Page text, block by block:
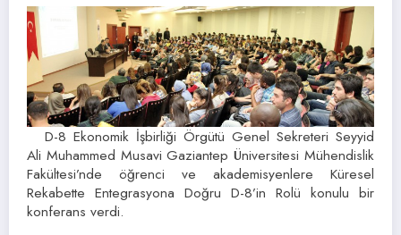
D-8 Ekonomik İşbirliği Örgütü Genel Sekreteri Seyyid
Ali Muhammed Musavi Gaziantep Üniversitesi Mühendislik
Fakültesi’nde öğrenci ve akademisyenlere Küresel
Rekabette Entegrasyona Doğru D-8’in Rolü konulu bir
konferans verdi.